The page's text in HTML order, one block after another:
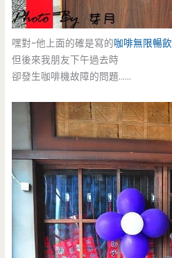
嘿對~他上面的確是寫的咖啡無限暢飲
但後來我朋友下午過去時
卻發生咖啡機故障的問題……